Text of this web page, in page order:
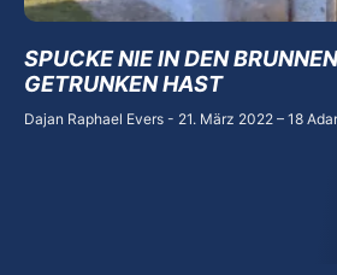
SPUCKE NIE IN DEN
GETRUNKEN HAST
Dajan Raphael Evers 21. März 2022 – 18